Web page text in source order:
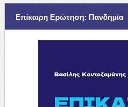
Επίκαιρη Ερώτηση: Πανδημία